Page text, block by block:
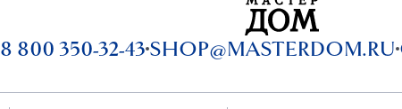
8 800 350-32-43SHOP@MASTERDOM.RU